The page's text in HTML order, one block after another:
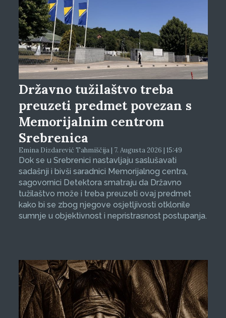
Državno tužilaštvo treba
preuzeti predmet povezan s
Memorijalnim centrom
Srebrenica
Emina Dizdarević Tahmiščija | 7. Augusta 2026 | 15:49
Dok se u Srebrenici nastavljaju saslušavati
sadašnji i bivši saradnici Memorijalnog centra,
sagovornici Detektora smatraju da Državno
tužilaštvo može i treba preuzeti ovaj predmet
kako bi se zbog njegove osjetljivosti otklonile
sumnje u objektivnost i nepristrasnost postupanja.